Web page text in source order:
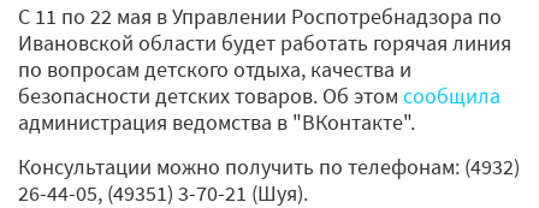
С 11 по 22 мая в Управлении Роспотребнадзора по
Ивановской области будет работать горячая линия
по вопросам детского отдыха, качества и
безопасности детских товаров. Об этом сообщила
администрация ведомства в "ВКонтакте".
Консультации можно получить по телефонам: (4932)
26-44-05, (49351) 3-70-21 (Шуя).